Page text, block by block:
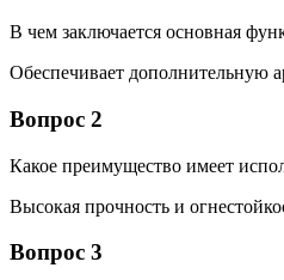
В чем заключается основная
Обеспечивает дополнительную
Вопрос 2
Какое преимущество имеет
Высокая прочность и
Вопрос 3